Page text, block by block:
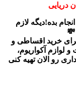
دریایی
بده!دیگه لازم
خرید اقساطی و
لوازم آکواریوم،
رو الان تهیه کنی